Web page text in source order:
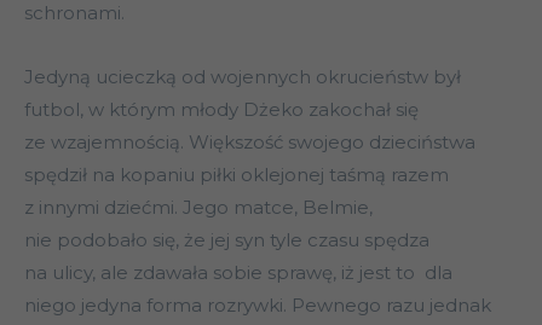
schronami.
Jedyną ucieczką od wojennych okrucieństw był
futbol, w którym młody Dżeko zakochał się
ze wzajemnością. Większość swojego dzieciństwa
spędził na kopaniu piłki oklejonej taśmą razem
z innymi dziećmi. Jego matce, Belmie,
nie podobało się, że jej syn tyle czasu spędza
na ulicy, ale zdawała sobie sprawę, iż jest to dla
niego jedyna forma rozrywki. Pewnego razu jednak